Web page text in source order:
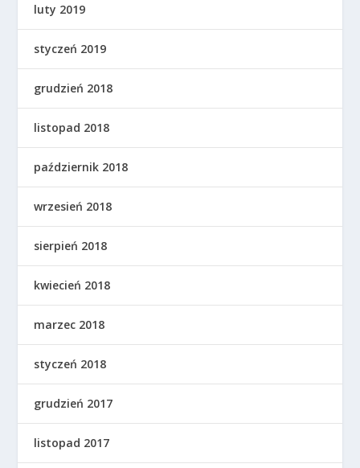
luty 2019
styczeń 2019
grudzień 2018
listopad 2018
październik 2018
wrzesień 2018
sierpień 2018
kwiecień 2018
marzec 2018
styczeń 2018
grudzień 2017
listopad 2017